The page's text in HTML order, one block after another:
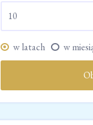
w latach w